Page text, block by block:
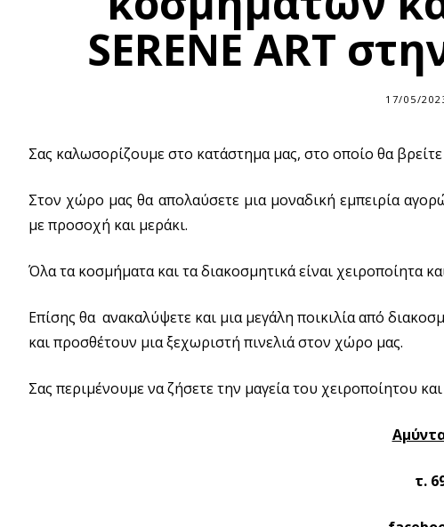
SERENE ART
17/05/
Σας καλωσορίζουμε στο κατάστημα μας, στο οποίο θα
Στον χώρο μας θα απολαύσετε μια μοναδική εμπειρία
με προσοχή και μεράκι.
Όλα τα κοσμήματα και τα διακοσμητικά είναι χειροποίητα
Επίσης θα ανακαλύψετε και μια μεγάλη ποικιλία από
και προσθέτουν μια ξεχωριστή πινελιά στον χώρο μας.
Σας περιμένουμε να ζήσετε την μαγεία του χειροποίητου
τ.